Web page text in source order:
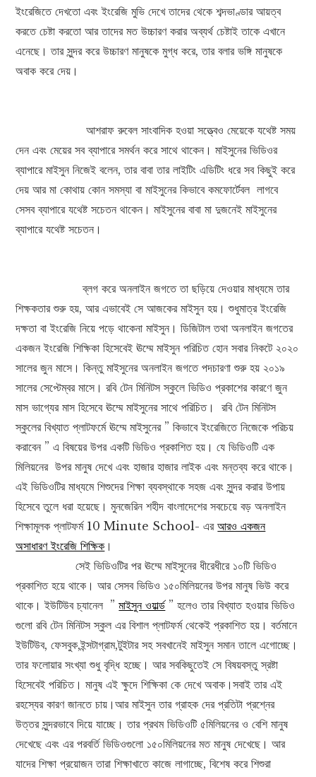
ইংরেজিতে দেখতো এবং ইংরেজি মুভি দেখে তাদের থেকে শব্দভাণ্ডার আয়ত্ব
করতে চেষ্টা করতো আর তাদের মত উচ্চারণ করার অব্যর্থ চেষ্টাই তাকে এখানে
এনেছে। তার সুন্দর করে উচ্চারণ মানুষকে মুগ্ধ করে, তার বলার ভঙ্গি মানুষকে
অবাক করে দেয়।
আশরাফ রুবেল সাংবাদিক হওয়া সত্ত্বেও মেয়েকে যথেষ্ট সময়
দেন এবং মেয়ের সব ব্যাপারে সমর্থন করে সাথে থাকেন। মাইসুনের ভিডিওর
ব্যাপারে মাইসুন নিজেই বলেন, তার বাবা তার লাইটিং এডিটিং ধরে সব কিছুই করে
দেয় আর মা কোথায় কোন সমস্যা বা মাইসুনের কিভাবে কমফোর্টেবল লাগবে
সেসব ব্যাপারে যথেষ্ট সচেতন থাকেন। মাইসুনের বাবা মা দুজনেই মাইসুনের
ব্যাপারে যথেষ্ট সচেতন।
ব্লগ করে অনলাইন জগতে তা ছড়িয়ে দেওয়ার মাধ্যমে তার
শিক্ষকতার শুরু হয়, আর এভাবেই সে আজকের মাইসুন হয়। শুধুমাত্র ইংরেজি
দক্ষতা বা ইংরেজি নিয়ে পড়ে থাকেনা মাইসুন। ডিজিটাল তথা অনলাইন জগতের
একজন ইংরেজি শিক্ষিকা হিসেবেই ঊম্মে মাইসুন পরিচিত হোন সবার নিকটে ২০২০
সালের জুন মাসে। কিন্তু মাইসুনের অনলাইন জগতে পদচারণা শুরু হয় ২০১৯
সালের সেপ্টেম্বর মাসে। রবি টেন মিনিটস স্কুলে ভিডিও প্রকাশের কারণে জুন
মাস ভাগ্যের মাস হিসেবে ঊম্মে মাইসুনের সাথে পরিচিত। রবি টেন মিনিটস
স্কুলের বিখ্যাত প্লাটফর্মে ঊম্মে মাইসুনের ” কিভাবে ইংরেজিতে নিজেকে পরিচয়
করাবেন ” এ বিষয়ের উপর একটি ভিডিও প্রকাশিত হয়। যে ভিডিওটি এক
মিলিয়নের উপর মানুষ দেখে এবং হাজার হাজার লাইক এবং মন্তব্য করে থাকে।
এই ভিডিওটির মাধ্যমে শিশুদের শিক্ষা ব্যবস্থাকে সহজ এবং সুন্দর করার উপায়
হিসেবে তুলে ধরা হয়েছে। মুনজেরিন শহীদ বাংলাদেশের সবচেয়ে বড় অনলাইন
শিক্ষামূলক প্লাটফর্ম 10 Minute School- এরআরও একজন
অসাধারণ ইংরেজি শিক্ষিক ।
সেই ভিডিওটির পর ঊম্মে মাইসুনের ধীরেধীরে ১০টি ভিডিও
প্রকাশিত হয়ে থাকে। আর সেসব ভিডিও ১৫০মিলিয়নের উপর মানুষ ভিউ করে
থাকে। ইউটিউব চ্যানেল ”মাইসুন ওয়ার্ল্ড” হলেও তার বিখ্যাত হওয়ার ভিডিও
গুলো রবি টেন মিনিটস স্কুল এর বিশাল প্লাটফর্ম থেকেই প্রকাশিত হয়। বর্তমানে
ইউটিউব, ফেসবুক,ইন্সটাগ্রাম,টুইটার সহ সবখানেই মাইসুন সমান তালে এগোচ্ছে।
তার ফলোয়ার সংখ্যা শুধু বৃদ্ধি হচ্ছে। আর সবকিছুতেই সে বিষয়বস্তু স্রষ্টা
হিসেবেই পরিচিত। মানুষ এই ক্ষুদে শিক্ষিকা কে দেখে অবাক।সবাই তার এই
রহস্যের কারণ জানতে চায়।আর মাইসুন তার গ্রাহক দের প্রতিটা প্রশ্নের
উত্তর সুন্দরভাবে দিয়ে যাচ্ছে। তার প্রথম ভিডিওটি ৫মিলিয়নের ও বেশি মানুষ
দেখেছে এবং এর পরবর্তি ভিডিওগুলো ১৫০মিলিয়নের মত মানুষ দেখেছে। আর
যাদের শিক্ষা প্রয়োজন তারা শিক্ষাখাতে কাজে লাগাচ্ছে, বিশেষ করে শিশুরা